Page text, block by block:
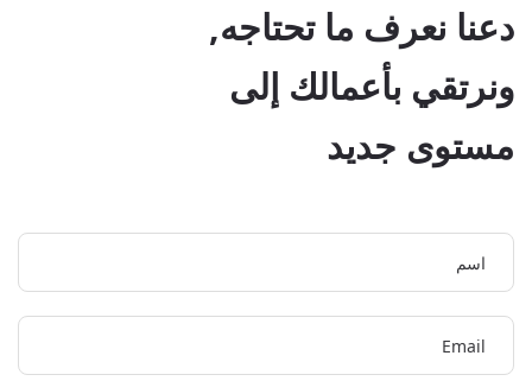
دعنا نعرف ما تحتاجه,
ونرتقي بأعمالك إلى
مستوى جديد